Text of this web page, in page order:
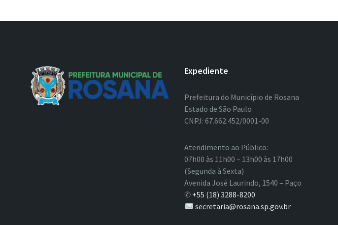
Expediente
Prefeitura do Município de Rosana
Estado de São Paulo
CNPJ: 67.662.452/0001-00
Atendimento ao Público:
07h00 às 11h00 – 13h00 às 17h00
(Segunda à Sexta)
Avenida José Laurindo, 1540 – Paço
✆ +55 (18) 3288-8200
secretaria@rosana.sp.gov.br